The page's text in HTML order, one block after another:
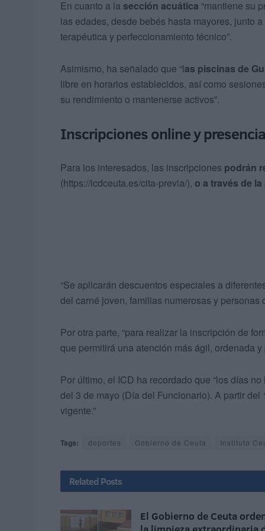
En cuanto a la sección acuática “mantiene su
las edades, desde bebés hasta mayores, junto
terapéutica y perfeccionamiento técnico”.
Asimismo, ha señalado que “las piscinas de
libre en horarios establecidos, así como
su rendimiento o mantenerse activos”.
Inscripciones online y
Para los interesados, las inscripciones podrán
(https://icdceuta.es/cita-previa/), o a través de
“Se aplicarán descuentos especiales a
del carné joven, familias numerosas y personas
Por otra parte, “para realizar la inscripción de
que permitirá una atención más ágil, ordenada
Por último, el ICD ha recordado que “los días
del 3 de mayo (Día del Funcionario). A partir
vigente.”
Tags: deportes Gobierno de Ceuta Instituto
Related Posts
El Gobierno de Ceuta